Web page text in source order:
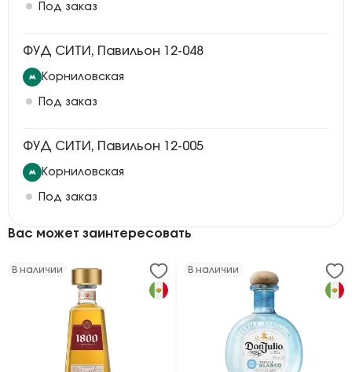
Под заказ
ФУД СИТИ, Павильон 12-048
Корниловская
Под заказ
ФУД СИТИ, Павильон 12-005
Корниловская
Под заказ
Вас может заинтересовать
В наличии В наличии